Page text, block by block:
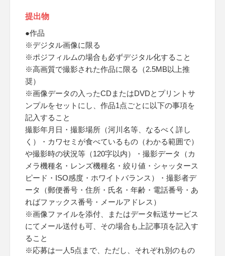
提出物
●作品
※デジタル画像に限る
※ポジフィルムの場合も必ずデジタル化すること
※高画質で撮影された作品に限る（2.5MB以上推
奨）
※画像データの入ったCDまたはDVDとプリントサ
ンプルをセットにし、作品1点ごとに以下の事項を
記入すること
撮影年月日・撮影場所（河川名等、なるべく詳し
く）・カワセミが食べているもの（わかる範囲で）
や撮影時の状況等（120字以内）・撮影データ（カ
メラ機種名・レンズ機種名・絞り値・シャッタース
ピード・ISO感度・ホワイトバランス）・撮影者デ
ータ（郵便番号・住所・氏名・年齢・電話番号・あ
ればファックス番号・メールアドレス）
※画像ファイルを添付、またはデータ転送サービス
にてメール送付も可、その場合も上記事項を記入す
ること
※応募は一人5点まで、ただし、それぞれ別のもの